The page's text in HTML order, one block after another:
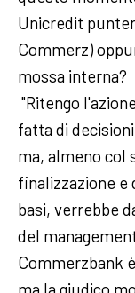
Unicredit
Commerz)
mossa interna?
"Ritengo
fatta di
ma, almeno col
finalizzazione e
basi, verrebbe
del
Commerzbank
ma la giudico